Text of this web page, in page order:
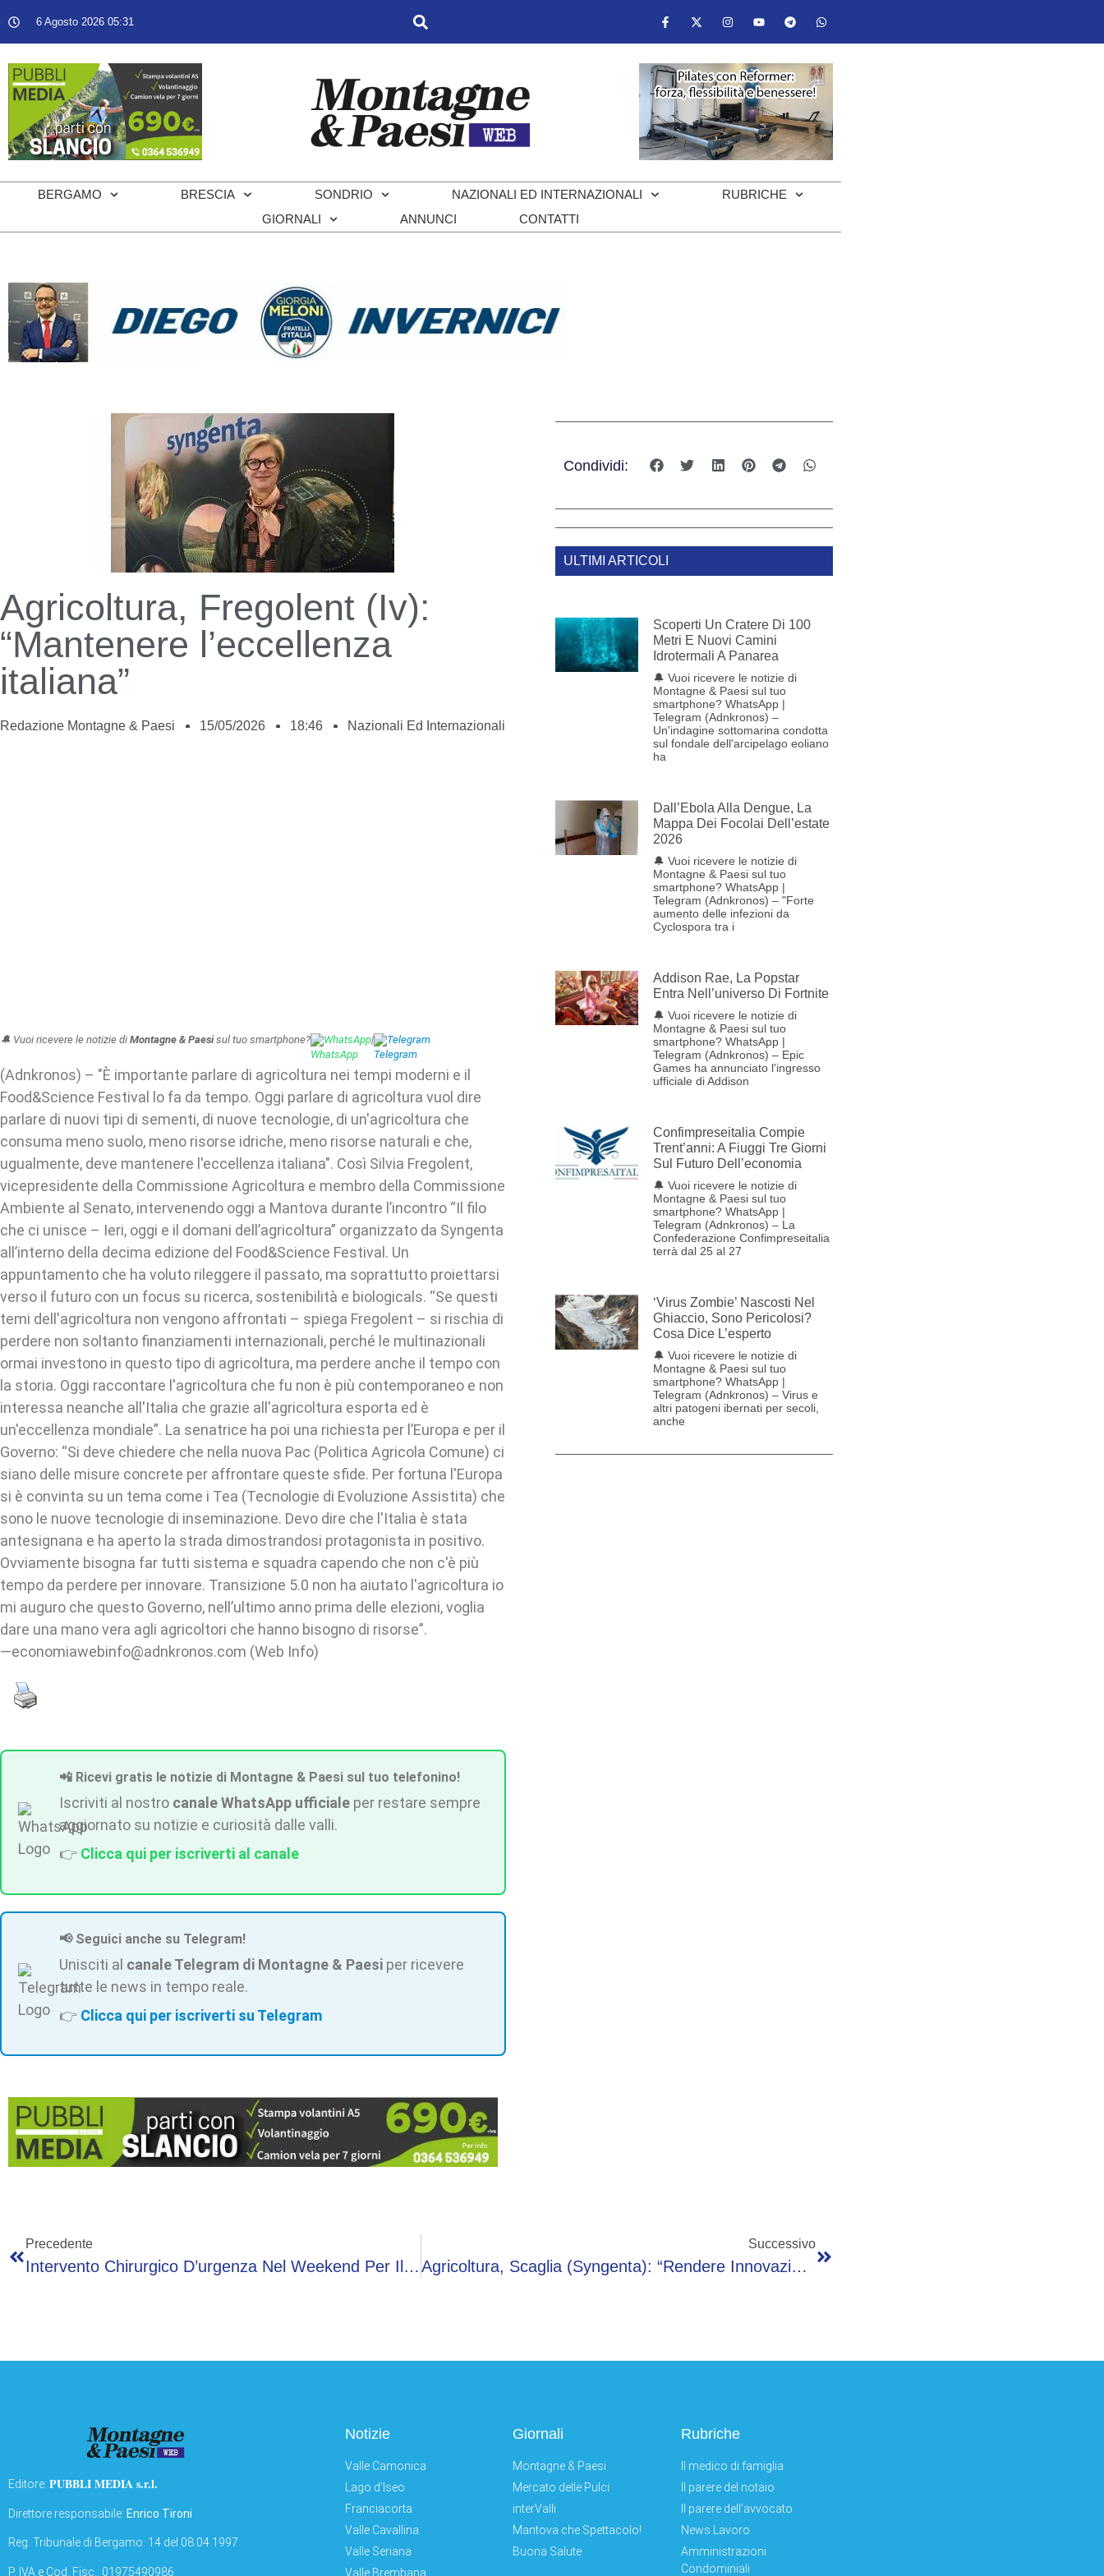
6 Agosto 2026 05:31
BERGAMO BRESCIA SONDRIO NAZIONALI ED INTERNAZIONALI
RUBRICHE
GIORNALI
ANNUNCI CONTATTI
Agricoltura, Fregolent (Iv):
“Mantenere l’eccellenza
italiana”
Redazione Montagne & Paesi 15/05/2026 18:46 Nazionali Ed Internazionali
🔔 Vuoi ricevere le notizie di Montagne & Paesisul tuo smartphone? WhatsApp| Telegram
(Adnkronos) – "È importante parlare di agricoltura nei tempi moderni e il
Food&Science Festival lo fa da tempo. Oggi parlare di agricoltura vuol dire
parlare di nuovi tipi di sementi, di nuove tecnologie, di un'agricoltura che
consuma meno suolo, meno risorse idriche, meno risorse naturali e che,
ugualmente, deve mantenere l'eccellenza italiana". Così Silvia Fregolent,
vicepresidente della Commissione Agricoltura e membro della Commissione
Ambiente al Senato, intervenendo oggi a Mantova durante l’incontro “Il filo
che ci unisce – Ieri, oggi e il domani dell’agricoltura” organizzato da Syngenta
all’interno della decima edizione del Food&Science Festival. Un
appuntamento che ha voluto rileggere il passato, ma soprattutto proiettarsi
verso il futuro con un focus su ricerca, sostenibilità e biologicals. “Se questi
temi dell'agricoltura non vengono affrontati – spiega Fregolent – si rischia di
perdere non soltanto finanziamenti internazionali, perché le multinazionali
ormai investono in questo tipo di agricoltura, ma perdere anche il tempo con
la storia. Oggi raccontare l'agricoltura che fu non è più contemporaneo e non
interessa neanche all'Italia che grazie all'agricoltura esporta ed è
un'eccellenza mondiale”. La senatrice ha poi una richiesta per l’Europa e per il
Governo: “Si deve chiedere che nella nuova Pac (Politica Agricola Comune) ci
siano delle misure concrete per affrontare queste sfide. Per fortuna l'Europa
si è convinta su un tema come i Tea (Tecnologie di Evoluzione Assistita) che
sono le nuove tecnologie di inseminazione. Devo dire che l'Italia è stata
antesignana e ha aperto la strada dimostrandosi protagonista in positivo.
Ovviamente bisogna far tutti sistema e squadra capendo che non c'è più
tempo da perdere per innovare. Transizione 5.0 non ha aiutato l'agricoltura io
mi auguro che questo Governo, nell’ultimo anno prima delle elezioni, voglia
dare una mano vera agli agricoltori che hanno bisogno di risorse”.
—economiawebinfo@adnkronos.com (Web Info)
📲 Ricevi gratis le notizie di Montagne & Paesi sul tuo telefonino!
Iscriviti al nostro canale WhatsApp ufficiale per restare sempre
aggiornato su notizie e curiosità dalle valli.
👉 Clicca qui per iscriverti al canale
📢 Seguici anche su Telegram!
Unisciti al canale Telegram di Montagne & Paesi per ricevere
tutte le news in tempo reale.
👉 Clicca qui per iscriverti su Telegram
Condividi:
ULTIMI ARTICOLI
Scoperti Un Cratere Di 100
Metri E Nuovi Camini
Idrotermali A Panarea
🔔 Vuoi ricevere le notizie di
Montagne & Paesi sul tuo
smartphone? WhatsApp |
Telegram (Adnkronos) –
Un'indagine sottomarina condotta
sul fondale dell'arcipelago eoliano
ha
Dall’Ebola Alla Dengue, La
Mappa Dei Focolai Dell’estate
2026
🔔 Vuoi ricevere le notizie di
Montagne & Paesi sul tuo
smartphone? WhatsApp |
Telegram (Adnkronos) – "Forte
aumento delle infezioni da
Cyclospora tra i
Addison Rae, La Popstar
Entra Nell’universo Di Fortnite
🔔 Vuoi ricevere le notizie di
Montagne & Paesi sul tuo
smartphone? WhatsApp |
Telegram (Adnkronos) – Epic
Games ha annunciato l'ingresso
ufficiale di Addison
Confimpreseitalia Compie
Trent’anni: A Fiuggi Tre Giorni
Sul Futuro Dell’economia
🔔 Vuoi ricevere le notizie di
Montagne & Paesi sul tuo
smartphone? WhatsApp |
Telegram (Adnkronos) – La
Confederazione Confimpreseitalia
terrà dal 25 al 27
‘Virus Zombie’ Nascosti Nel
Ghiaccio, Sono Pericolosi?
Cosa Dice L’esperto
🔔 Vuoi ricevere le notizie di
Montagne & Paesi sul tuo
smartphone? WhatsApp |
Telegram (Adnkronos) – Virus e
altri patogeni ibernati per secoli,
anche
Precedente
Intervento Chirurgico D’urgenza Nel Weekend Per Il Ministro Della Salute Schillaci: “Risolverò In Pochi Giorni”
Successivo
Agricoltura, Scaglia (Syngenta): “Rendere Innovazione Fruibile Agli Agricoltori”
Editore: PUBBLI MEDIA s.r.l.
Direttore responsabile: Enrico Tironi
Reg: Tribunale di Bergamo: 14 del 08.04.1997
P. IVA e Cod. Fisc.: 01975490986
Notizie
Valle Camonica
Lago d'Iseo
Franciacorta
Valle Cavallina
Valle Seriana
Valle Brembana
Giornali
Montagne & Paesi
Mercato delle Pulci
interValli
Mantova che Spettacolo!
Buona Salute
Rubriche
Il medico di famiglia
Il parere del notaio
Il parere dell'avvocato
News Lavoro
Amministrazioni
Condominiali